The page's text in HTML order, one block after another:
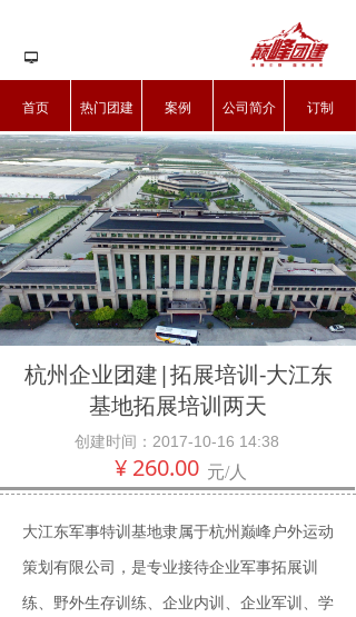
首页 热门团建 案例 公司简介 订制
넡
杭州企业团建|拓展培训-大江东
基地拓展培训两天
大江东军事特训基地隶属于杭州巅峰户外运动
策划有限公司，是专业接待企业军事拓展训
练、野外生存训练、企业内训、企业军训、学
创建时间： 2017-10-16 14:38
¥ 260.00 元/人